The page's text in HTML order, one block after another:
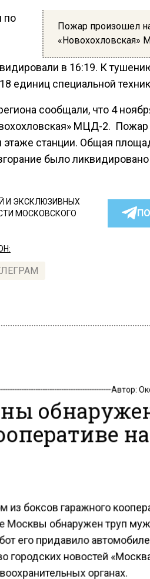
Пожар произошел
«Новохохловская»
по
в 16:19. К
единиц специальной
сообщали, что 4
МЦД-2. Пожар
станции. Общая
было
И ЭКСКЛЮЗИВНЫХ
МОСКОВСКОГО
Автор:
из боксов гаражного
Москвы обнаружен труп
его придавило
городских новостей
органах.